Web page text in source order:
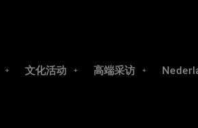
文化活动 高端采访